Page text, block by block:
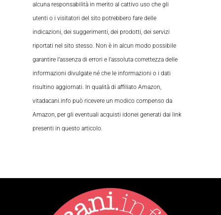
alcuna responsabilità in merito al cattivo uso che gli
utenti o i visitatori del sito potrebbero fare delle
indicazioni, dei suggerimenti, dei prodotti, dei servizi
riportati nel sito stesso. Non è in alcun modo possibile
garantire l’assenza di errori e l’assoluta correttezza delle
informazioni divulgate né che le informazioni o i dati
risultino aggiornati. In qualità di affiliato Amazon,
vitadacani.info può ricevere un modico compenso da
Amazon, per gli eventuali acquisti idonei generati dai link
presenti in questo articolo.